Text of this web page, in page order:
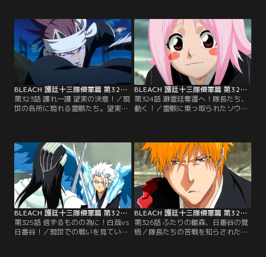
ウルソサエティでは霊骸となってい
るマユリの提案によって黒崎一護捕
縛部隊が形成されていた。捕縛部隊
として現世にやってきた、霊骸の一
角、弓親、檜佐木らは、それぞれ原
種の一角たちと遭遇する。【提供：
バンダイチャンネル】
のの重さを倍にすることができるの
に対し、1度で十倍にすることがで
きた。あまりの重さに乱菊はついに
刀を落としてしまう。ルキアもま
た、自分の霊骸と、霊骸ネムふたり
を相手に苦戦していた。【提供：バ
ンダイチャンネル】
BLEACH 護廷十三隊侵軍篇 第323話
第323話 護れ一護 望実の決意！／現
世の各所に現れる霊骸たち。望実を
と言い切る霊骸の恋次。霊骸といえ
どかつて戦いを共にした仲間同士の
対決がはじまる！一方、京楽が捕ら
えられたことを不審に思った卯ノ花
は、勇音を連れて技術開発局、そし
て大霊書回廊を…。【提供：バンダ
イチャンネル】
BLEACH 護廷十三隊侵軍篇 第324話
第324話 瀞霊廷奪還へ！隊長たち、
動く！／霊骸に乗っ取られたソウル
に向かう、剣八、やちる、白哉、日
番谷、そして狛村。影狼佐の細工を
なんとか潜り抜けてソウルソサエテ
ィへと辿り着いた剣八は、自らの霊
骸と出会う。【提供：バンダイチャ
ンネル】
BLEACH 護廷十三隊侵軍篇 第325話
第325話 信ずるものの為に！白哉vs
日番谷！／現世での戦いを見ていた
望実は、何故一護たちが自分を護ろ
BLEACH 護廷十三隊侵軍篇 第326話
第326話 ふたりの雛森、日番谷の覚
悟／隊長たちの苦戦を知らされた一